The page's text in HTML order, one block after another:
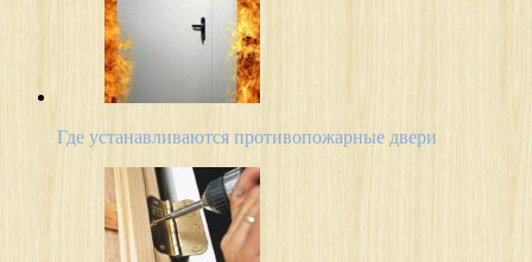
Где устанавливаются противопожарные двери